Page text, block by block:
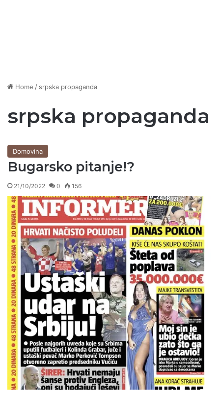
Home / srpska propaganda
srpska propaganda
Domovina
Bugarsko pitanje!?
21/10/2022 0 156